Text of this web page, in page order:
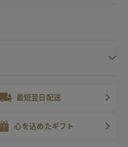
最短翌日配送
心を込めたギフト